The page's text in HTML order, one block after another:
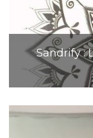
Sandrify :